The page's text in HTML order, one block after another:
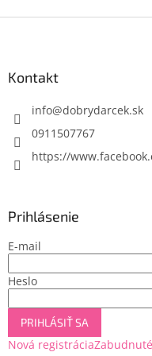
Kontakt
info@dobrydarcek.sk
0911507767
https://
Prihlásenie
E-mail
Heslo
PRIHLÁSIŤ SA
Nová registrácia